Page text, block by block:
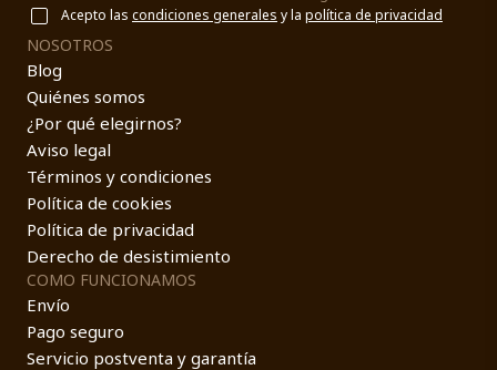
Acepto las condiciones generales y la política de privacidad
NOSOTROS
Blog
Quiénes somos
¿Por qué elegirnos?
Aviso legal
Términos y condiciones
Política de cookies
Política de privacidad
Derecho de desistimiento
COMO FUNCIONAMOS
Envío
Pago seguro
Servicio postventa y garantía